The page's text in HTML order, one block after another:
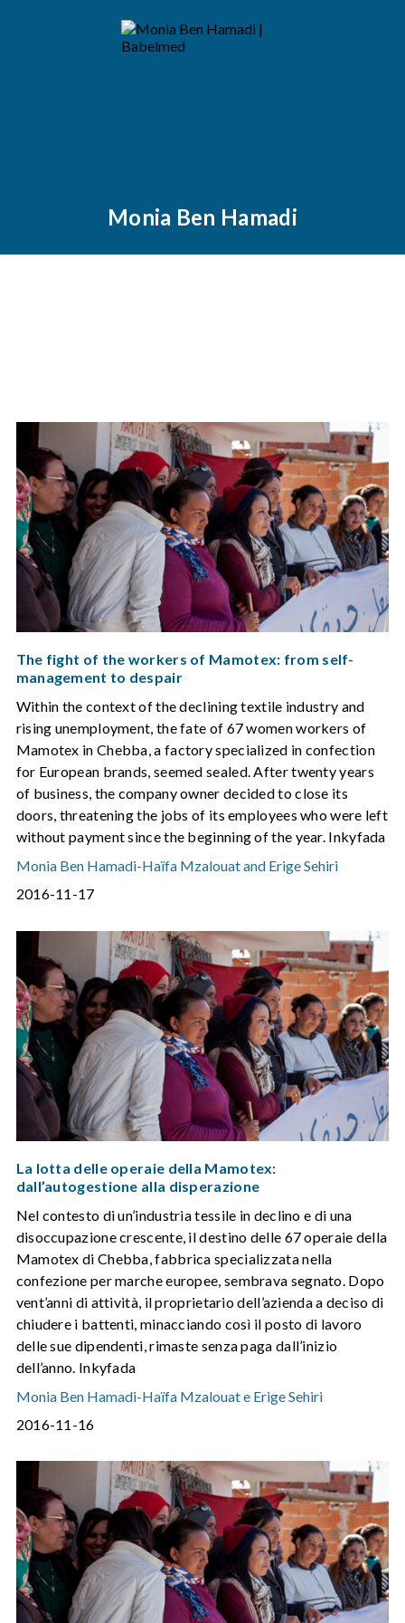
Monia Ben Hamadi
The fight of the workers of Mamotex: from self-
management to despair
Within the context of the declining textile industry and
rising unemployment, the fate of 67 women workers of
Mamotex in Chebba, a factory specialized in confection
for European brands, seemed sealed. After twenty years
of business, the company owner decided to close its
doors, threatening the jobs of its employees who were left
without payment since the beginning of the year. Inkyfada
Monia Ben Hamadi-Haïfa Mzalouat and Erige Sehiri
2016-11-17
La lotta delle operaie della Mamotex:
dall’autogestione alla disperazione
Nel contesto di un’industria tessile in declino e di una
disoccupazione crescente, il destino delle 67 operaie della
Mamotex di Chebba, fabbrica specializzata nella
confezione per marche europee, sembrava segnato. Dopo
vent’anni di attività, il proprietario dell’azienda a deciso di
chiudere i battenti, minacciando così il posto di lavoro
delle sue dipendenti, rimaste senza paga dall’inizio
dell’anno. Inkyfada
Monia Ben Hamadi-Haïfa Mzalouat e Erige Sehiri
2016-11-16